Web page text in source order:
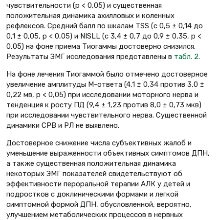
чувствительности (p < 0,05) и существенная
положительная динамика ахилловых и коленных
рефлексов. Средний балл по шкалам TSS (с 0,5 ± 0,14 до
0,1 ± 0,05, p < 0,05) и NISLL (с 3,4 ± 0,7 до 0,9 ± 0,35, p <
0,05) на фоне приема Тиогаммы достоверно снизился.
Результаты ЭМГ исследования представлены в табл. 2.
На фоне лечения Тиогаммой было отмечено достоверное
увеличение амплитуды М-ответа (4,1 ± 0,34 против 3,0 ±
0,22 мв, p < 0,05) при исследовании моторного нерва и
тенденция к росту ПД (9,4 ± 1,23 против 8,0 ± 0,73 мкв)
при исследовании чувствительного нерва. Существенной
динамики СРВ и РЛ не выявлено.
Достоверное снижение числа субъективных жалоб и
уменьшение выраженности объективных симптомов ДПН,
а также существенная положительная динамика
некоторых ЭМГ показателей свидетельствуют об
эффективности пероральной терапии АЛК у детей и
подростков с доклиническими формами и легкой
симптомной формой ДПН, обусловленной, вероятно,
улучшением метаболических процессов в нервных